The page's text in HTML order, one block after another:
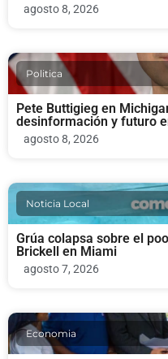
agosto 8, 2026
Politica
Pete Buttigieg en
desinformación y futuro
agosto 8, 2026
Noticia Local
Grúa colapsa sobre el
Brickell en Miami
agosto 7, 2026
Economia